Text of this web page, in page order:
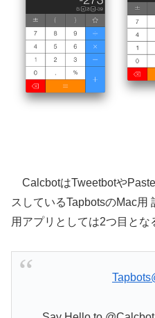
CalcbotはTweetbotや
スしているTapbotsのMac用
用アプリとしては2つ目とな
Tapbots